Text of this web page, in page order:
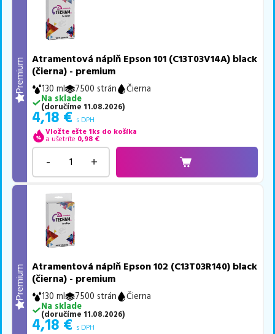
Premium
Atramentová náplň Epson 101 (C13T03V14A) black
(čierna) - premium
130 ml 7500 strán
Čierna
Na sklade
(doručíme 11.08.2026)
4,18 € s DPH
Vložte ešte 1ks do košíka
a ušetríte 0,98 €
- +
Premium
Atramentová náplň Epson 102 (C13T03R140) black
(čierna) - premium
130 ml 7500 strán
Čierna
Na sklade
(doručíme 11.08.2026)
4,18 € s DPH